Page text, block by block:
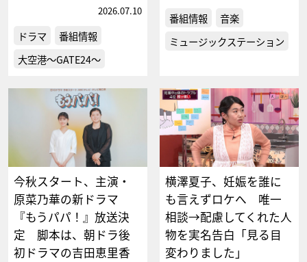
2026.07.10
ドラマ
番組情報
大空港～GATE24～
番組情報
音楽
ミュージックステーション
今秋スタート、主演・
原菜乃華の新ドラマ
『もうパパ！』放送決
定 脚本は、朝ドラ後
初ドラマの吉田恵里香
横澤夏子、妊娠を誰に
も言えずロケへ 唯一
相談→配慮してくれた人
物を実名告白「見る目
変わりました」